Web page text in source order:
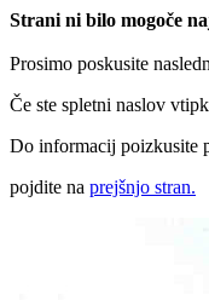
Strani ni bilo mogoče
Prosimo poskusite
Če ste spletni naslov
Do informacij poizkusite
pojdite na prejšnjo stran.